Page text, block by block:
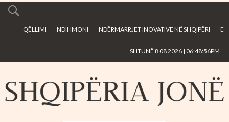
main
QËLLIMI NDIHMONI NDËRMARRJET INOVATIVE NË SHQIPËRI E
SHTUNË 8 08 2026 | 06:48:56PM